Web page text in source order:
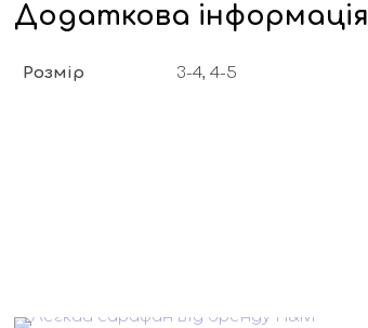
Додаткова інформація
Розмір 3-4, 4-5